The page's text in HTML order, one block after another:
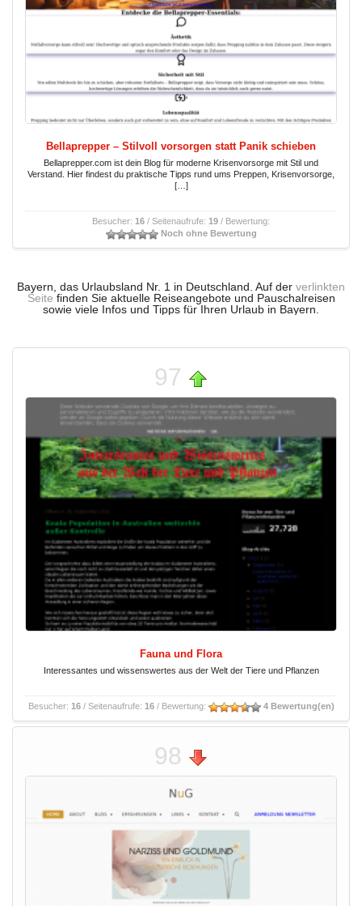
Bellaprepper – Stilvoll vorsorgen statt Panik schieben
Bellaprepper.com ist dein Blog für moderne Krisenvorsorge mit Stil und
Verstand. Hier findest du praktische Tipps rund ums Preppen, Krisenvorsorge,
[…]
Besucher: 16 / Seitenaufrufe: 19 / Bewertung:
Noch ohne Bewertung
Bayern, das Urlaubsland Nr. 1 in Deutschland. Auf der verlinkten
Seite finden Sie aktuelle Reiseangebote und Pauschalreisen
sowie viele Infos und Tipps für Ihren Urlaub in Bayern.
97
Fauna und Flora
Interessantes und wissenswertes aus der Welt der Tiere und Pflanzen
Besucher: 16/ Seitenaufrufe: 16/ Bewertung: 4 Bewertung(en)
98